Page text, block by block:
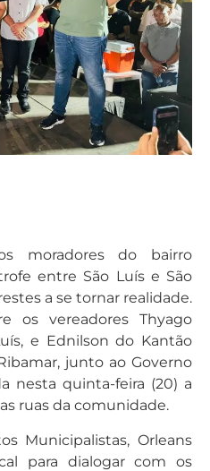
moradores do bairro
entre São Luís e São
a se tornar realidade.
os vereadores Thyago
e Ednilson do Kantão
junto ao Governo
nesta quinta-feira (20) a
ruas da comunidade.
Municipalistas, Orleans
para dialogar com os